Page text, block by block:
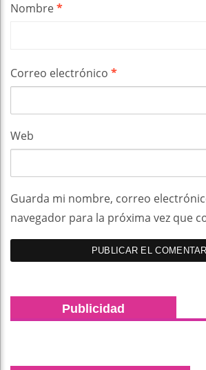
Nombre*
Correo electrónico *
Web
Guarda mi nombre, correo
navegador para la próxima vez que
Publicidad